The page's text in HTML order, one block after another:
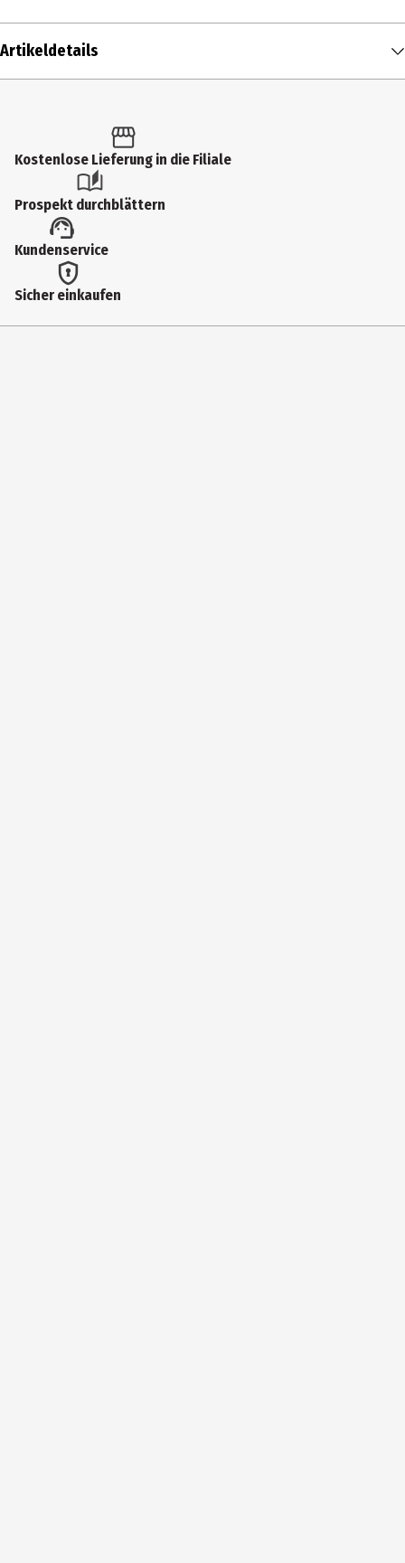
Artikeldetails
Produkttyp
Kuschelartikel
Altersempfehlung ab
0 Jahre
Artikelnummer des Herstellers
Kostenlose Lieferung in die Filiale
Prospekt durchblättern
Kundenservice
Sicher einkaufen